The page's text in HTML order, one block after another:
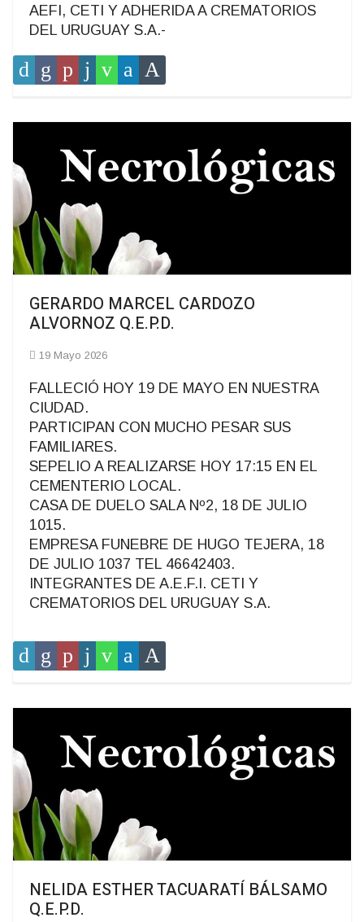
AEFI, CETI Y ADHERIDA A CREMATORIOS
DEL URUGUAY S.A.-
GERARDO MARCEL CARDOZO
ALVORNOZ Q.E.P.D.
19 Mayo 2026
FALLECIÓ HOY 19 DE MAYO EN NUESTRA
CIUDAD.
PARTICIPAN CON MUCHO PESAR SUS
FAMILIARES.
SEPELIO A REALIZARSE HOY 17:15 EN EL
CEMENTERIO LOCAL.
CASA DE DUELO SALA Nº2, 18 DE JULIO
1015.
EMPRESA FUNEBRE DE HUGO TEJERA, 18
DE JULIO 1037 TEL 46642403.
INTEGRANTES DE A.E.F.I. CETI Y
CREMATORIOS DEL URUGUAY S.A.
NELIDA ESTHER TACUARATÍ BÁLSAMO
Q.E.P.D.